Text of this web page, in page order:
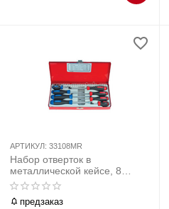
АРТИКУЛ: 33108MR
Набор отверток в
металлической кейсе, 8
предметов
предзаказ